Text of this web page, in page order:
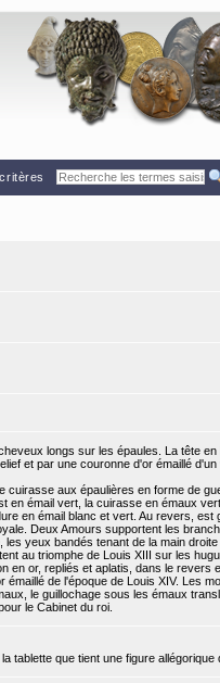
longs sur les épaules. La tête
et par une couronne d'or émaillé
cuirasse aux épaulières en forme de
en émail vert, la cuirasse en émaux
en émail blanc et vert. Au revers,
Deux Amours supportent les
les yeux bandés tenant de la main
au triomphe de Louis XIII sur les
en or, repliés et aplatis, dans le revers
émaillé de l'époque de Louis XIV. Les
le guillochage sous les émaux
le Cabinet du roi.
tablette que tient une figure